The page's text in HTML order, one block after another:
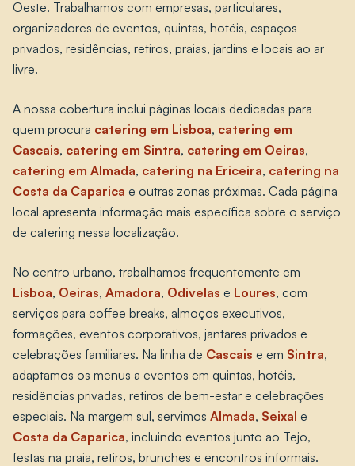
Oeste. Trabalhamos com empresas, particulares,
organizadores de eventos, quintas, hotéis, espaços
privados, residências, retiros, praias, jardins e locais ao ar
livre.
A nossa cobertura inclui páginas locais dedicadas para
quem procura catering em Lisboa, catering em
Cascais, catering em Sintra, catering em Oeiras,
catering em Almada, catering na Ericeira, catering na
Costa da Caparica e outras zonas próximas. Cada página
local apresenta informação mais específica sobre o serviço
de catering nessa localização.
No centro urbano, trabalhamos frequentemente em
Lisboa, Oeiras, Amadora, Odivelas e Loures, com
serviços para coffee breaks, almoços executivos,
formações, eventos corporativos, jantares privados e
celebrações familiares. Na linha de Cascais e em Sintra,
adaptamos os menus a eventos em quintas, hotéis,
residências privadas, retiros de bem-estar e celebrações
especiais. Na margem sul, servimos Almada, Seixal e
Costa da Caparica, incluindo eventos junto ao Tejo,
festas na praia, retiros, brunches e encontros informais.